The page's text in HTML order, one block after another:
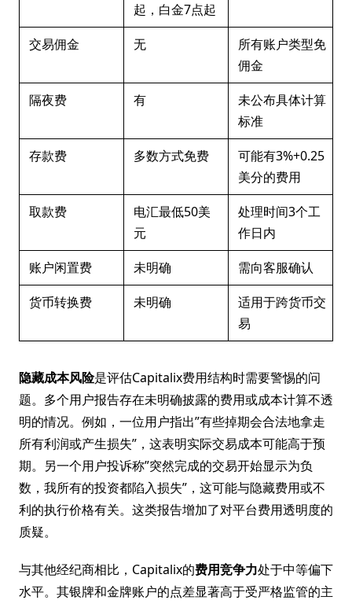
起，白金7点起
交易佣金 无
所有账户类型免
佣金
隔夜费
有
未公布具体计算
标准
存款费
多数方式免费
可能有3%+0.25
美分的费用
取款费
电汇最低50美
元
处理时间3个工
作日内
账户闲置费
未明确
需向客服确认
货币转换费
未明确
适用于跨货币交
易
隐藏成本风险是评估Capitalix费用结构时需要警惕的问
题。多个用户报告存在未明确披露的费用或成本计算不透
明的情况。例如，一位用户指出”有些掉期会合法地拿走
所有利润或产生损失”，这表明实际交易成本可能高于预
期。另一个用户投诉称”突然完成的交易开始显示为负
数，我所有的投资都陷入损失”，这可能与隐藏费用或不
利的执行价格有关。这类报告增加了对平台费用透明度的
质疑。
与其他经纪商相比，Capitalix的费用竞争力处于中等偏下
水平。其银牌和金牌账户的点差显著高于受严格监管的主